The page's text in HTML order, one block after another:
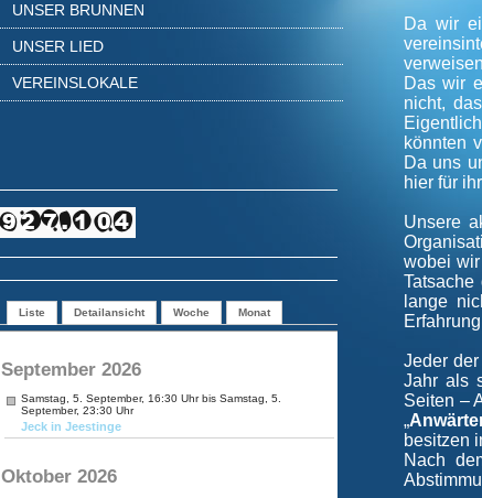
Da wir
Das wir
nicht,
könnten
Da uns
hier für
Unsere
wobei
lange
Jeder
Jahr als
Seiten –
„
besitzen
Nach
UNSER BRUNNEN
UNSER LIED
VEREINSLOKALE
Liste Detailansicht Woche Monat
September 2026
Samstag, 5. September, 16:30 Uhr bis Samstag, 5.
September, 23:30 Uhr
Jeck in Jeestinge
Oktober 2026